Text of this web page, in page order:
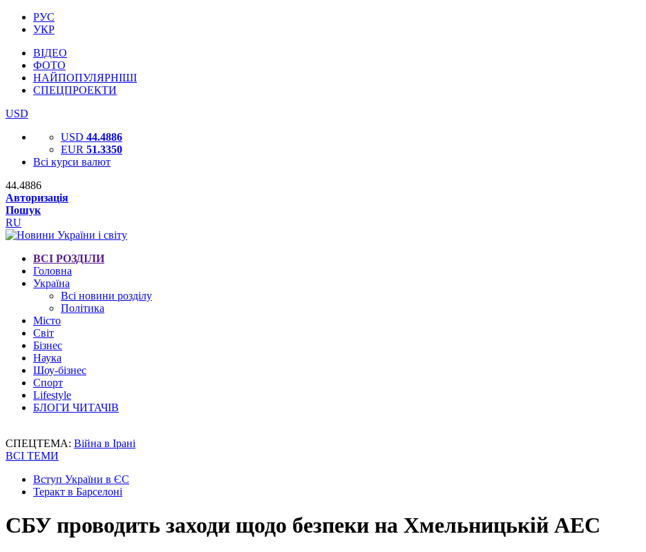
РУС
УКР
ВІДЕО
ФОТО
НАЙПОПУЛЯРНІШІ
СПЕЦПРОЕКТИ
USD
USD 44.4886
EUR 51.3350
Всі курси валют
44.4886
Авторизація
Пошук
RU
ВСІ РОЗДІЛИ
Головна
Україна
Всі новини розділу
Політика
Місто
Світ
Бізнес
Наука
Шоу-бізнес
Спорт
Lifestyle
БЛОГИ ЧИТАЧІВ
СПЕЦТЕМА: Війна в Ірані
ВСІ ТЕМИ
Вступ України в ЄС
Теракт в Барселоні
СБУ проводить заходи щодо безпеки на Хмельницькій АЕС